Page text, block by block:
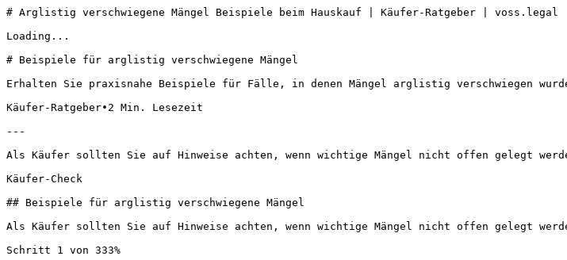
# Arglistig verschwiegene Mängel Beispiele beim Hauskauf | Käufer-Ratgeber | voss.legal
Loading...
# Beispiele für arglistig verschwiegene Mängel
Erhalten Sie praxisnahe Beispiele für Fälle, in denen Mängel arglistig verschwiegen
Käufer-Ratgeber•2 Min. Lesezeit
---
Als Käufer sollten Sie auf Hinweise achten, wenn wichtige Mängel nicht offen gelegt
Käufer-Check
## Beispiele für arglistig verschwiegene Mängel
Als Käufer sollten Sie auf Hinweise achten, wenn wichtige Mängel nicht offen gelegt
Schritt 1 von 333%